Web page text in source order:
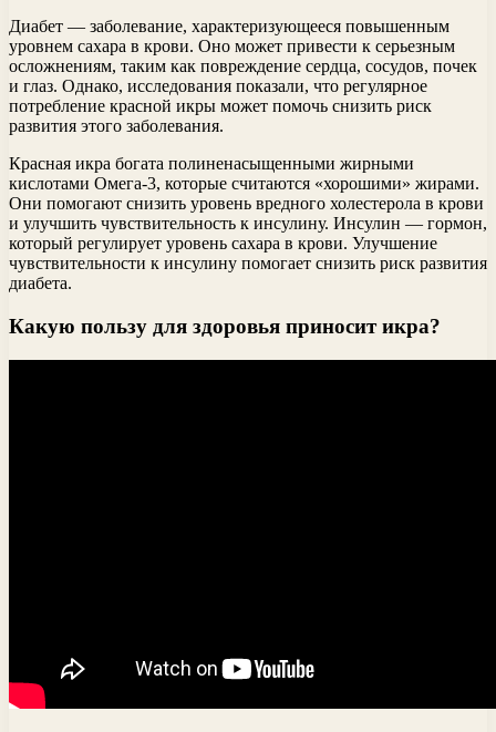
Диабет — заболевание, характеризующееся повышенным
уровнем сахара в крови. Оно может привести к серьезным
осложнениям, таким как повреждение сердца, сосудов, почек
и глаз. Однако, исследования показали, что регулярное
потребление красной икры может помочь снизить риск
развития этого заболевания.
Красная икра богата полиненасыщенными жирными
кислотами Омега-3, которые считаются «хорошими» жирами.
Они помогают снизить уровень вредного холестерола в крови
и улучшить чувствительность к инсулину. Инсулин — гормон,
который регулирует уровень сахара в крови. Улучшение
чувствительности к инсулину помогает снизить риск развития
диабета.
Какую пользу для здоровья приносит икра?